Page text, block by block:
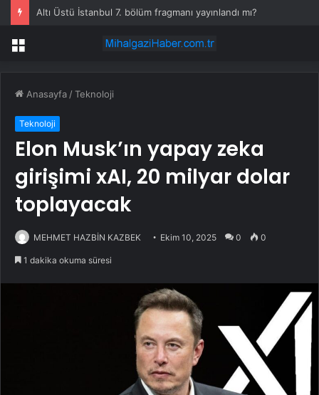
Altı Üstü İstanbul 7. bölüm fragmanı yayınlandı mı?
Menü
Anasayfa /Teknoloji
Teknoloji
Elon Musk’ın yapay zeka
girişimi xAI, 20 milyar dolar
toplayacak
MEHMET HAZBİN KAZBEK Ekim 10, 2025 0 0
1 dakika okuma süresi